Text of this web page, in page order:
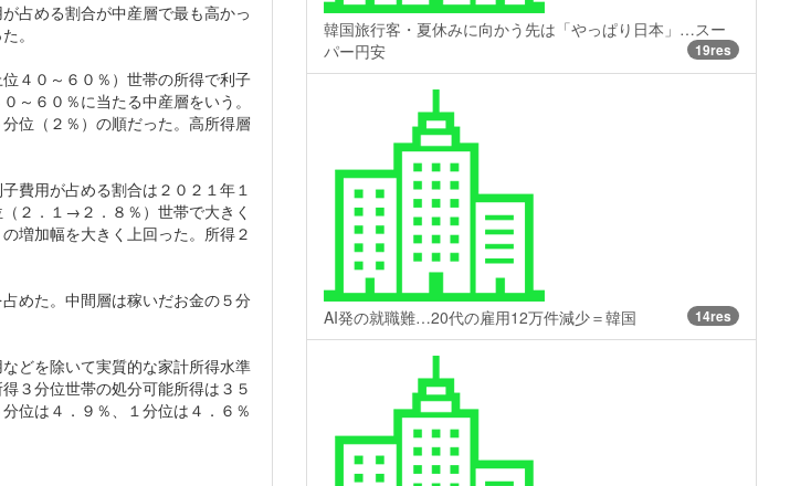
占める割合が中産層で最も高かっ
。
４０～６０％）世帯の所得で利子
～６０％に当たる中産層をいう。
位（２％）の順だった。高所得層
費用が占める割合は２０２１年１
２．１→２．８％）世帯で大きく
増加幅を大きく上回った。所得２
めた。中間層は稼いだお金の５分
どを除いて実質的な家計所得水準
３分位世帯の処分可能所得は３５
位は４．９％、１分位は４．６％
韓国旅行客・夏休みに向かう先は「やっぱり日本」…スー
パー円安
19res
AI発の就職難…20代の雇用12万件減少＝韓国 14res